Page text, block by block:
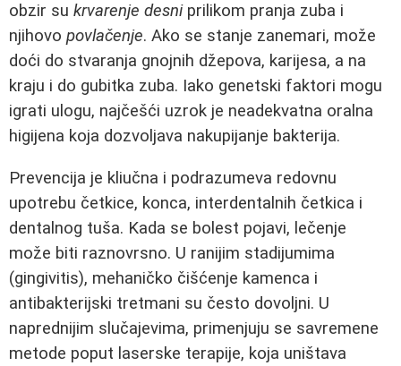
obzir su krvarenje desniprilikom pranja zuba i
njihovo povlačenje. Ako se stanje zanemari, može
doći do stvaranja gnojnih džepova, karijesa, a na
kraju i do gubitka zuba. Iako genetski faktori mogu
igrati ulogu, najčešći uzrok je neadekvatna oralna
higijena koja dozvoljava nakupijanje bakterija.
Prevencija je kliučna i podrazumeva redovnu
upotrebu četkice, konca, interdentalnih četkica i
dentalnog tuša. Kada se bolest pojavi, lečenje
može biti raznovrsno. U ranijim stadijumima
(gingivitis), mehaničko čišćenje kamenca i
antibakterijski tretmani su često dovoljni. U
naprednijim slučajevima, primenjuju se savremene
metode poput laserske terapije, koja uništava